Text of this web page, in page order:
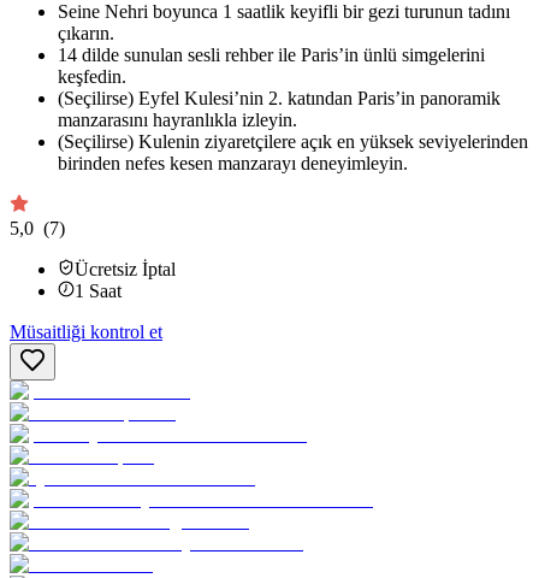
Seine Nehri boyunca 1 saatlik keyifli bir gezi turunun tadını
çıkarın.
14 dilde sunulan sesli rehber ile Paris’in ünlü simgelerini
keşfedin.
(Seçilirse) Eyfel Kulesi’nin 2. katından Paris’in panoramik
manzarasını hayranlıkla izleyin.
(Seçilirse) Kulenin ziyaretçilere açık en yüksek seviyelerinden
birinden nefes kesen manzarayı deneyimleyin.
5,0 (7)
Ücretsiz İptal
1 Saat
Müsaitliği kontrol et